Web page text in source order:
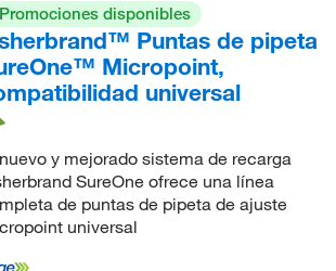
Promociones disponibles
Puntas de pipeta
Micropoint,
universal
y mejorado sistema de recarga
SureOne ofrece una línea
de puntas de pipeta de ajuste
universal